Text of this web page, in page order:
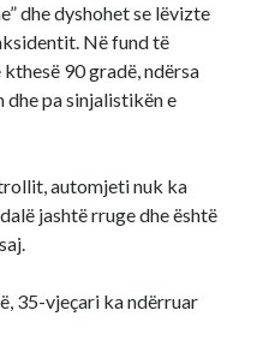
dhe dyshohet se lëvizte
Në fund të
90 gradë, ndërsa
dhe pa sinjalistikën e
automjeti nuk ka
jashtë rruge dhe është
35-vjeçari ka ndërruar